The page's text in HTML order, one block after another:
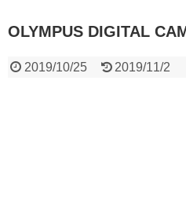
OLYMPUS DIGITAL
2019/10/25 2019/11/2